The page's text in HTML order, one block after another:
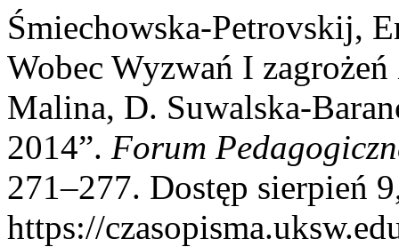
Śmiechowska-Petrovskij,
Wobec Wyzwań I
Malina, D. Suwalska-
2014”. Forum
271–277. Dostęp sierpień
https://